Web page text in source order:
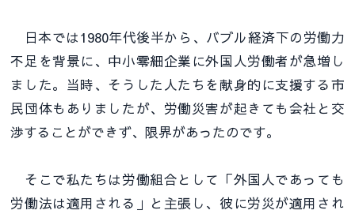
日本では1980年代後半から、バブル経済下の労働力
不足を背景に、中小零細企業に外国人労働者が急増し
ました。当時、そうした人たちを献身的に支援する市
民団体もありましたが、労働災害が起きても会社と交
渉することができず、限界があったのです。
そこで私たちは労働組合として「外国人であっても
労働法は適用される」と主張し、彼に労災が適用され